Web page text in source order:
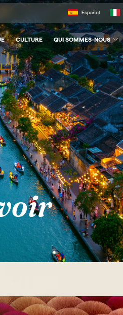
Español
CULTURE QUI SOMMES-NOUS